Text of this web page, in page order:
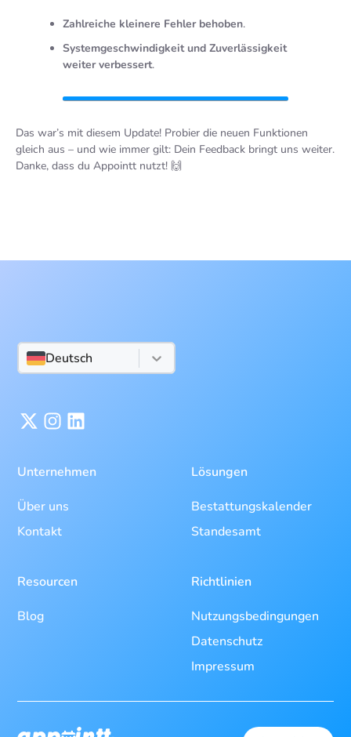
Zahlreiche kleinere Fehler behoben.
Systemgeschwindigkeit und Zuverlässigkeit
weiter verbessert.
Das war’s mit diesem Update! Probier die neuen Funktionen
gleich aus – und wie immer gilt: Dein Feedback bringt uns weiter.
Danke, dass du Appointt nutzt! 🙌
Deutsch
Unternehmen
Über uns
Kontakt
Lösungen
Bestattungskalender
Standesamt
Resourcen
Blog
Richtlinien
Nutzungsbedingungen
Datenschutz
Impressum